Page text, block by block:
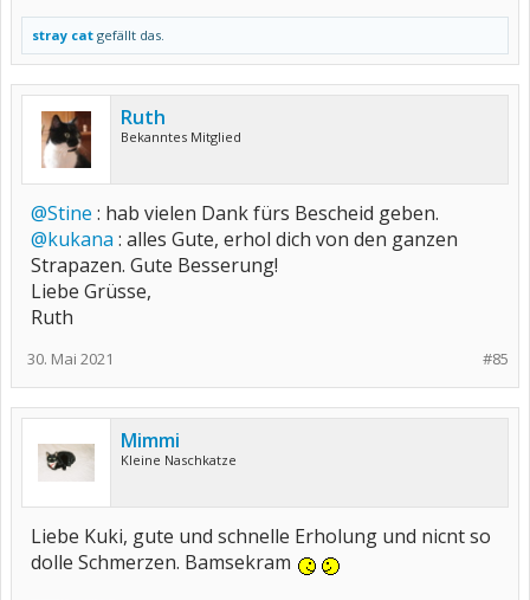
stray cat gefällt das.
Ruth
Bekanntes Mitglied
@Stine : hab vielen Dank fürs Bescheid geben.
@kukana : alles Gute, erhol dich von den ganzen
Strapazen. Gute Besserung!
Liebe Grüsse,
Ruth
#85
30. Mai 2021
Mimmi
Kleine Naschkatze
Liebe Kuki, gute und schnelle Erholung und nicnt so
dolle Schmerzen. Bamsekram